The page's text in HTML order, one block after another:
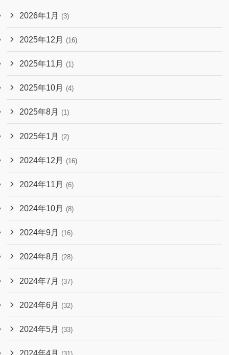
2026年1月 (3)
2025年12月 (16)
2025年11月 (1)
2025年10月 (4)
2025年8月 (1)
2025年1月 (2)
2024年12月 (16)
2024年11月 (6)
2024年10月 (8)
2024年9月 (16)
2024年8月 (28)
2024年7月 (37)
2024年6月 (32)
2024年5月 (33)
2024年4月